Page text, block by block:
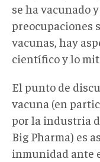
se ha vacunado
preocupaciones
vacunas, hay
científico y lo
El punto de
vacuna (en
por la industria
Big Pharma) es
inmunidad ante